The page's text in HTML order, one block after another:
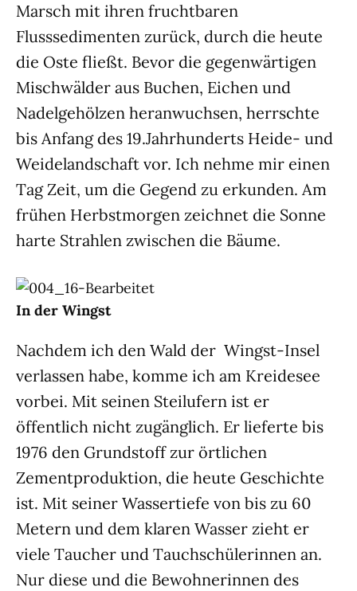
Marsch mit ihren fruchtbaren
Flusssedimenten zurück, durch die heute
die Oste fließt. Bevor die gegenwärtigen
Mischwälder aus Buchen, Eichen und
Nadelgehölzen heranwuchsen, herrschte
bis Anfang des 19.Jahrhunderts Heide- und
Weidelandschaft vor. Ich nehme mir einen
Tag Zeit, um die Gegend zu erkunden. Am
frühen Herbstmorgen zeichnet die Sonne
harte Strahlen zwischen die Bäume.
In der Wingst
Nachdem ich den Wald der Wingst-Insel
verlassen habe, komme ich am Kreidesee
vorbei. Mit seinen Steilufern ist er
öffentlich nicht zugänglich. Er lieferte bis
1976 den Grundstoff zur örtlichen
Zementproduktion, die heute Geschichte
ist. Mit seiner Wassertiefe von bis zu 60
Metern und dem klaren Wasser zieht er
viele Taucher und Tauchschülerinnen an.
Nur diese und die Bewohnerinnen des